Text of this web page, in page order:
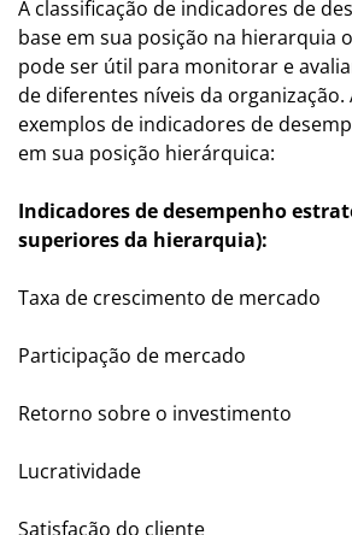
A classificação de indicadores de
base em sua posição na hierarquia
pode ser útil para monitorar e
de diferentes níveis da organização.
exemplos de indicadores de
em sua posição hierárquica:
Indicadores de desempenho
superiores da hierarquia):
Taxa de crescimento de mercado
Participação de mercado
Retorno sobre o investimento
Lucratividade
Satisfação do cliente